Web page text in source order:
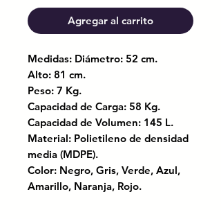
Agregar al carrito
Medidas: Diámetro: 52 cm.
Alto: 81 cm.
Peso: 7 Kg.
Capacidad de Carga: 58 Kg.
Capacidad de Volumen: 145 L.
Material: Polietileno de densidad
media (MDPE).
Color: Negro, Gris, Verde, Azul,
Amarillo, Naranja, Rojo.